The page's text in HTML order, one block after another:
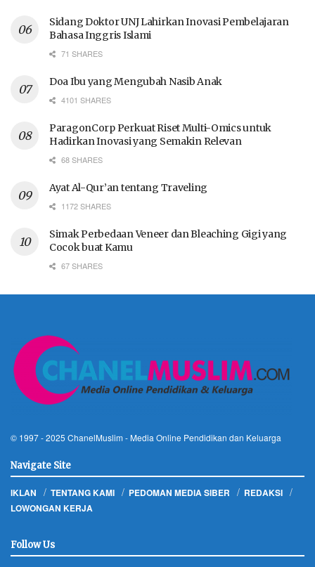
Sidang Doktor UNJ Lahirkan Inovasi Pembelajaran
Bahasa Inggris Islami
71 SHARES
Doa Ibu yang Mengubah Nasib Anak
4101 SHARES
ParagonCorp Perkuat Riset Multi-Omics untuk
Hadirkan Inovasi yang Semakin Relevan
68 SHARES
Ayat Al-Qur’an tentang Traveling
1172 SHARES
Simak Perbedaan Veneer dan Bleaching Gigi yang
Cocok buat Kamu
67 SHARES
© 1997 - 2025 ChanelMuslim - Media Online Pendidikan dan Keluarga
Navigate Site
IKLAN TENTANG KAMI PEDOMAN MEDIA SIBER
REDAKSI
LOWONGAN KERJA
Follow Us